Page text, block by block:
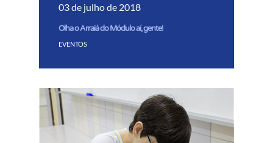
03 de julho de 2018
Olha o Arraiá do Módulo aí, gente!
EVENTOS